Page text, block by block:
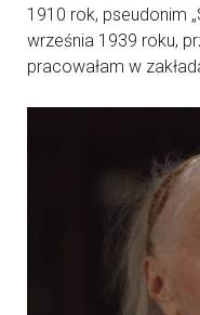
1910 rok, pseudonim
września 1939 roku,
pracowałam w